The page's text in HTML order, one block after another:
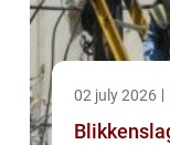
02 july 2026
Blikkenslager